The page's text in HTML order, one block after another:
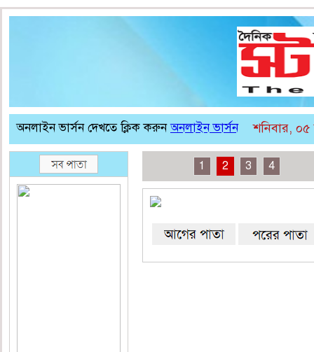
অনলাইন ভার্সন দেখতে ক্লিক করুনঅনলাইন ভার্সন শনিবার,
1 2 3 4